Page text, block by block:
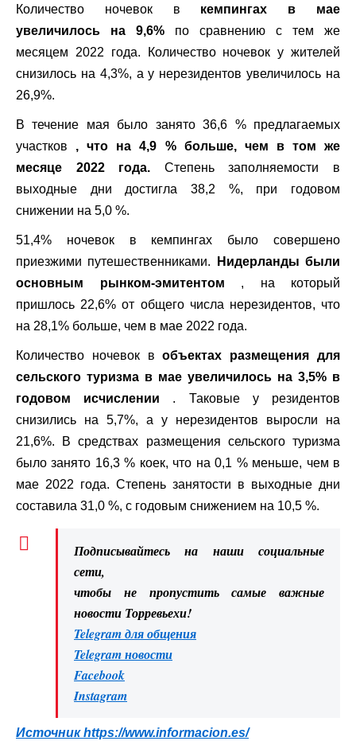
Количество ночевок в кемпингах в мае
увеличилось на 9,6% по сравнению с тем же
месяцем 2022 года. Количество ночевок у жителей
снизилось на 4,3%, а у нерезидентов увеличилось на
26,9%.
В течение мая было занято 36,6 % предлагаемых
участков , что на 4,9 % больше, чем в том же
месяце 2022 года. Степень заполняемости в
выходные дни достигла 38,2 %, при годовом
снижении на 5,0 %.
51,4% ночевок в кемпингах было совершено
приезжими путешественниками.
Нидерланды были
основным рынком-эмитентом , на который
пришлось 22,6% от общего числа нерезидентов, что
на 28,1% больше, чем в мае 2022 года.
Количество ночевок вобъектах размещения для
сельского туризма в мае увеличилось на 3,5% в
годовом исчислении . Таковые у резидентов
снизились на 5,7%, а у нерезидентов выросли на
21,6%. В средствах размещения сельского туризма
было занято 16,3 % коек, что на 0,1 % меньше, чем в
мае 2022 года. Степень занятости в выходные дни
составила 31,0 %, с годовым снижением на 10,5 %.
Подписывайтесь на наши социальные
сети,
чтобы не пропустить самые важные
новости Торревьехи!
Telegram для общения
Telegram новости
Facebook
Instagram
Источник https://www.informacion.es/